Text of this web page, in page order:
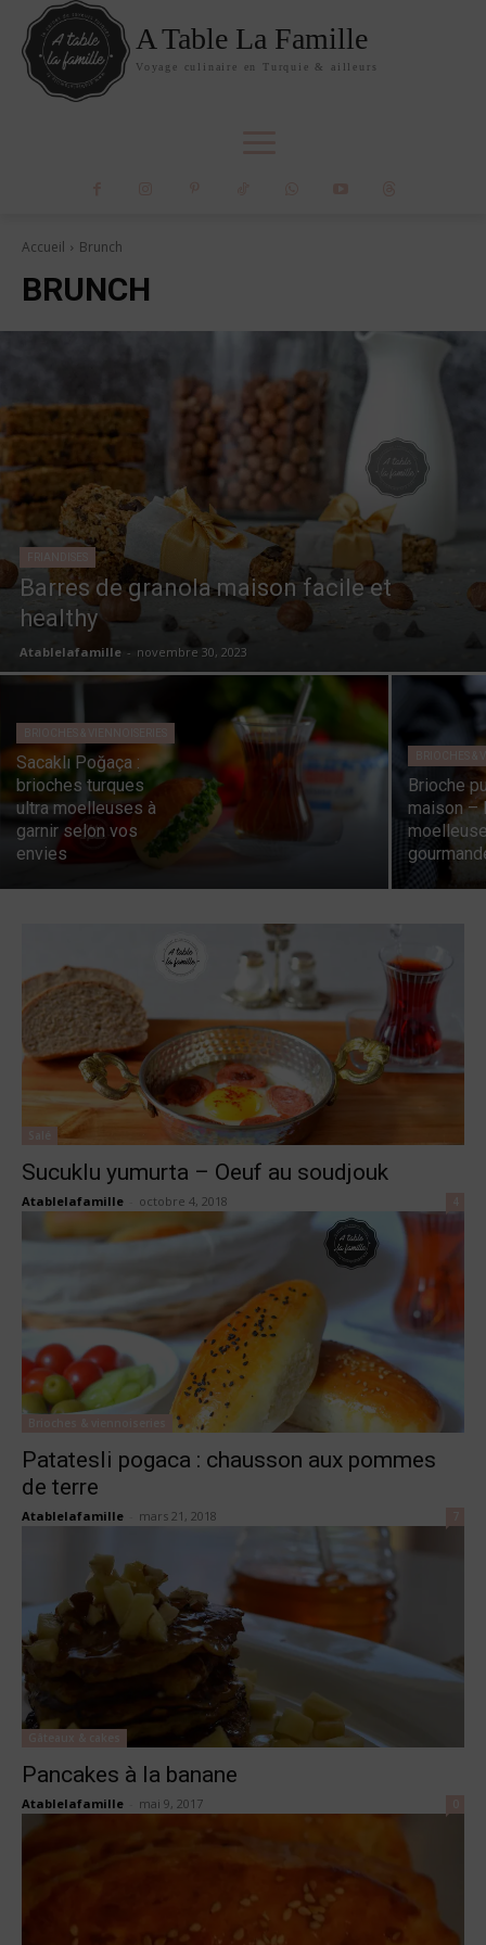
A Table La Famille
Voyage culinaire en Turquie & ailleurs
Accueil Brunch
BRUNCH
Barres de granola maison facile et
healthy
Atablelafamille - novembre 30, 2023
Sacaklı Poğaça :
brioches turques
ultra moelleuses à
garnir selon vos
envies
Brioche
maison –
Sucuklu yumurta – Oeuf au soudjouk
Atablelafamille octobre 4, 2018
Patatesli pogaca : chausson aux pommes
de terre
Atablelafamille mars 21, 2018
Pancakes à la banane
Atablelafamille mai 9, 2017